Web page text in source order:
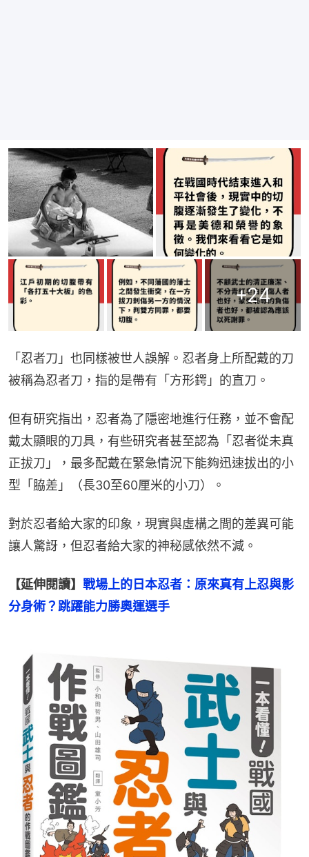
+24
「忍者刀」也同樣被世人誤解。忍者身上所配戴的刀
被稱為忍者刀，指的是帶有「方形鍔」的直刀。
但有研究指出，忍者為了隱密地進行任務，並不會配
戴太顯眼的刀具，有些研究者甚至認為「忍者從未真
正拔刀」，最多配戴在緊急情況下能夠迅速拔出的小
型「脇差」（長30至60厘米的小刀）。
對於忍者給大家的印象，現實與虛構之間的差異可能
讓人驚訝，但忍者給大家的神秘感依然不減。
【延伸閱讀】 戰場上的日本忍者：原來真有上忍與影
分身術？跳躍能力勝奧運選手